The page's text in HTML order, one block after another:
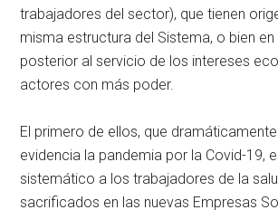
trabajadores del sector), que tienen
misma estructura del Sistema, o bien
posterior al servicio de los intereses
actores con más poder.
El primero de ellos, que
evidencia la pandemia por la Covid-19,
sistemático a los trabajadores de la
sacrificados en las nuevas Empresas